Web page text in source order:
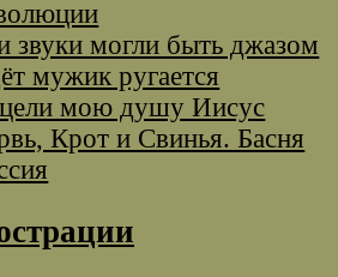
звуки могли быть джазом
мужик ругается
мою душу Иисус
Крот и Свинья. Басня